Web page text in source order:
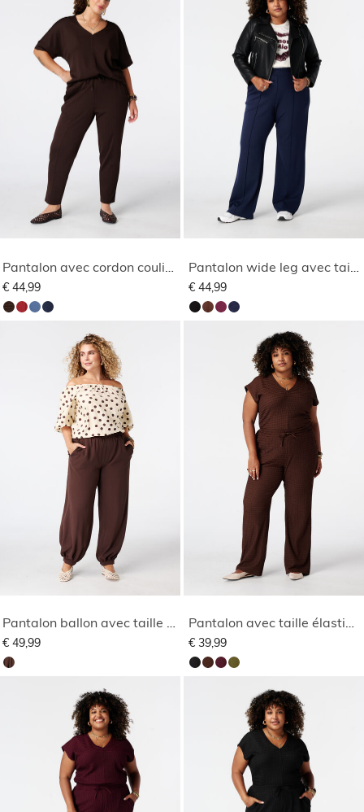
€ 44,99 € 44,99
Pantalon ballon avec taille élastique
€ 49,99
Pantalon avec taille élastique
€ 39,99